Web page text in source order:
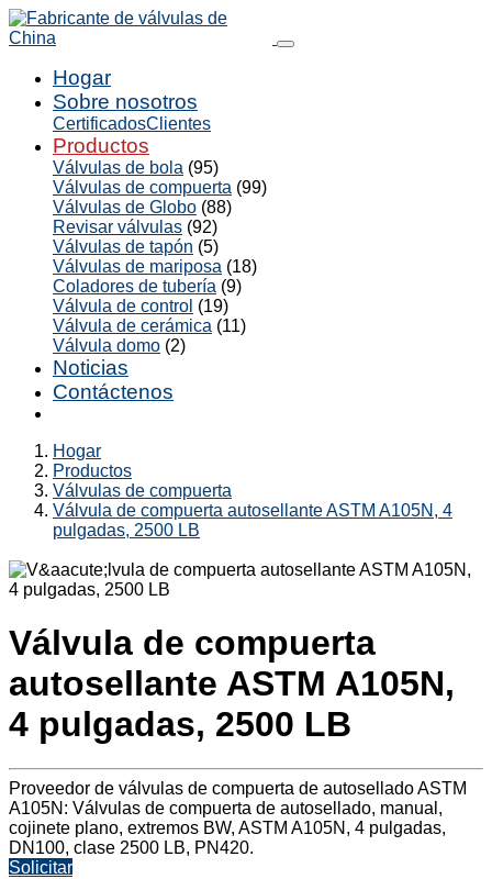
Hogar
Sobre nosotros
CertificadosClientes
Productos
Válvulas de bola (95)
Válvulas de compuerta (99)
Válvulas de Globo (88)
Revisar válvulas (92)
Válvulas de tapón (5)
Válvulas de mariposa (18)
Coladores de tubería (9)
Válvula de control (19)
Válvula de cerámica (11)
Válvula domo (2)
Noticias
Contáctenos
Hogar
Productos
Válvulas de compuerta
Válvula de compuerta autosellante ASTM A105N, 4
pulgadas, 2500 LB
Válvula de compuerta
autosellante ASTM A105N,
4 pulgadas, 2500 LB
Proveedor de válvulas de compuerta de autosellado ASTM
A105N: Válvulas de compuerta de autosellado, manual,
cojinete plano, extremos BW, ASTM A105N, 4 pulgadas,
DN100, clase 2500 LB, PN420.
Solicitar